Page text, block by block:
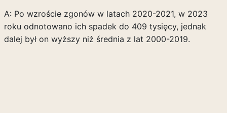
A: Po wzroście zgonów w latach 2020-2021, w 2023
roku odnotowano ich spadek do 409 tysięcy, jednak
dalej był on wyższy niż średnia z lat 2000-2019.